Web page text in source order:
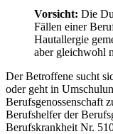
Vorsicht: Die
Fällen einer
Hautallergie
aber gleichwohl
Der Betroffene sucht
oder geht in
Berufsgenossenschaft
Berufshelfer der
Berufskrankheit Nr.